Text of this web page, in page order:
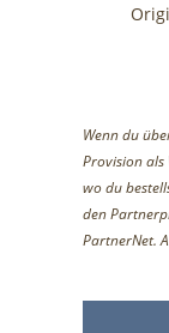
Wenn du
Provision
wo du
den
PartnerNet.